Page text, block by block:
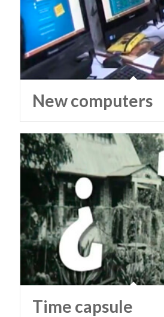
New computers
Time capsule